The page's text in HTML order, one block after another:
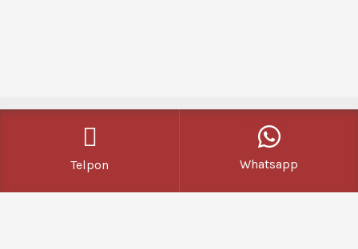
Copyright © 2026 | Powered by YC Media
Telpon Whatsapp